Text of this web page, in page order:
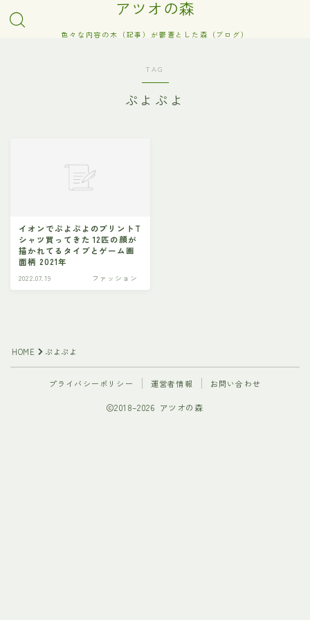
アツオの森
色々な内容の木（記事）が鬱蒼とした森（ブログ）
TAG
ぷよぷよ
イオンでぷよぷよのプリントT
シャツ買ってきた 12匹の顔が
描かれてるタイプとゲーム画
面柄 2021年
2022.07.19 ファッション
HOME ぷよぷよ
プライバシーポリシー 運営者情報 お問い合わせ
2018–2026 アツオの森